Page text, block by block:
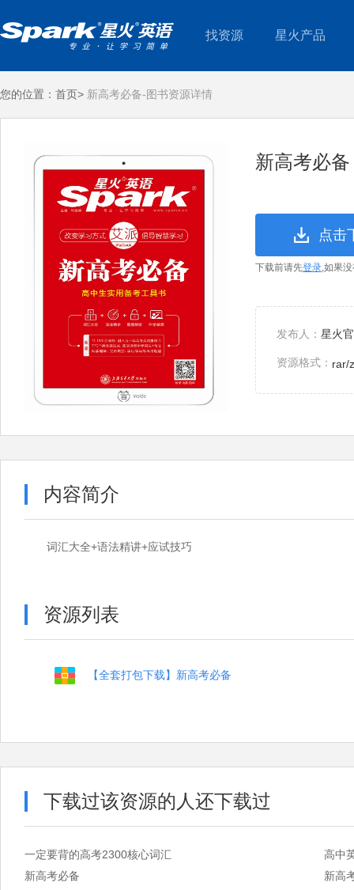
找资源 星火产品
您的位置： 首页> 新高考必备-图书资源详情
新高考必备
点击
下载前请先登录,如果
发布人： 星火
资源格式： rar/
内容简介
词汇大全+语法精讲+应试技巧
资源列表
【全套打包下载】新高考必备
下载过该资源的人还下载过
一定要背的高考2300核心词汇
高中
新高考必备
新高